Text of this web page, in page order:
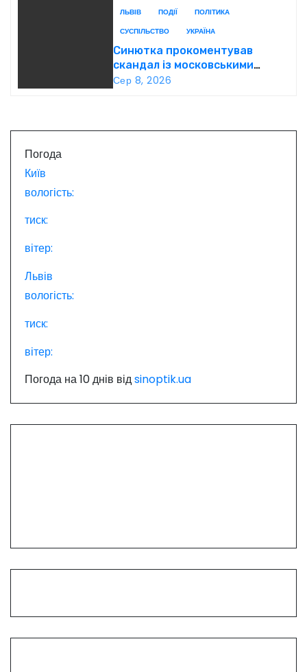
і
в
ЛЬВІВ ПОДІЇ
ПОЛІТИКА
СУСПІЛЬСТВО
УКРАЇНА
Синютка прокоментував
скандал із московськими
попами у Львові
Сер 8, 2026
Погода
Київ
вологість:
тиск:
вітер:
Львів
вологість:
тиск:
вітер:
Погода на 10 днів відsinoptik.ua